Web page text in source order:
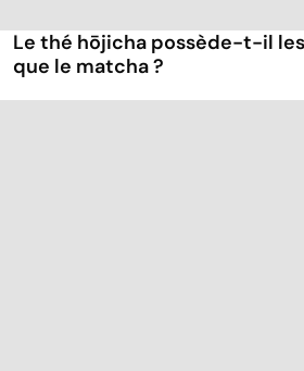
Le thé hōjicha possède-t-il
que le matcha ?